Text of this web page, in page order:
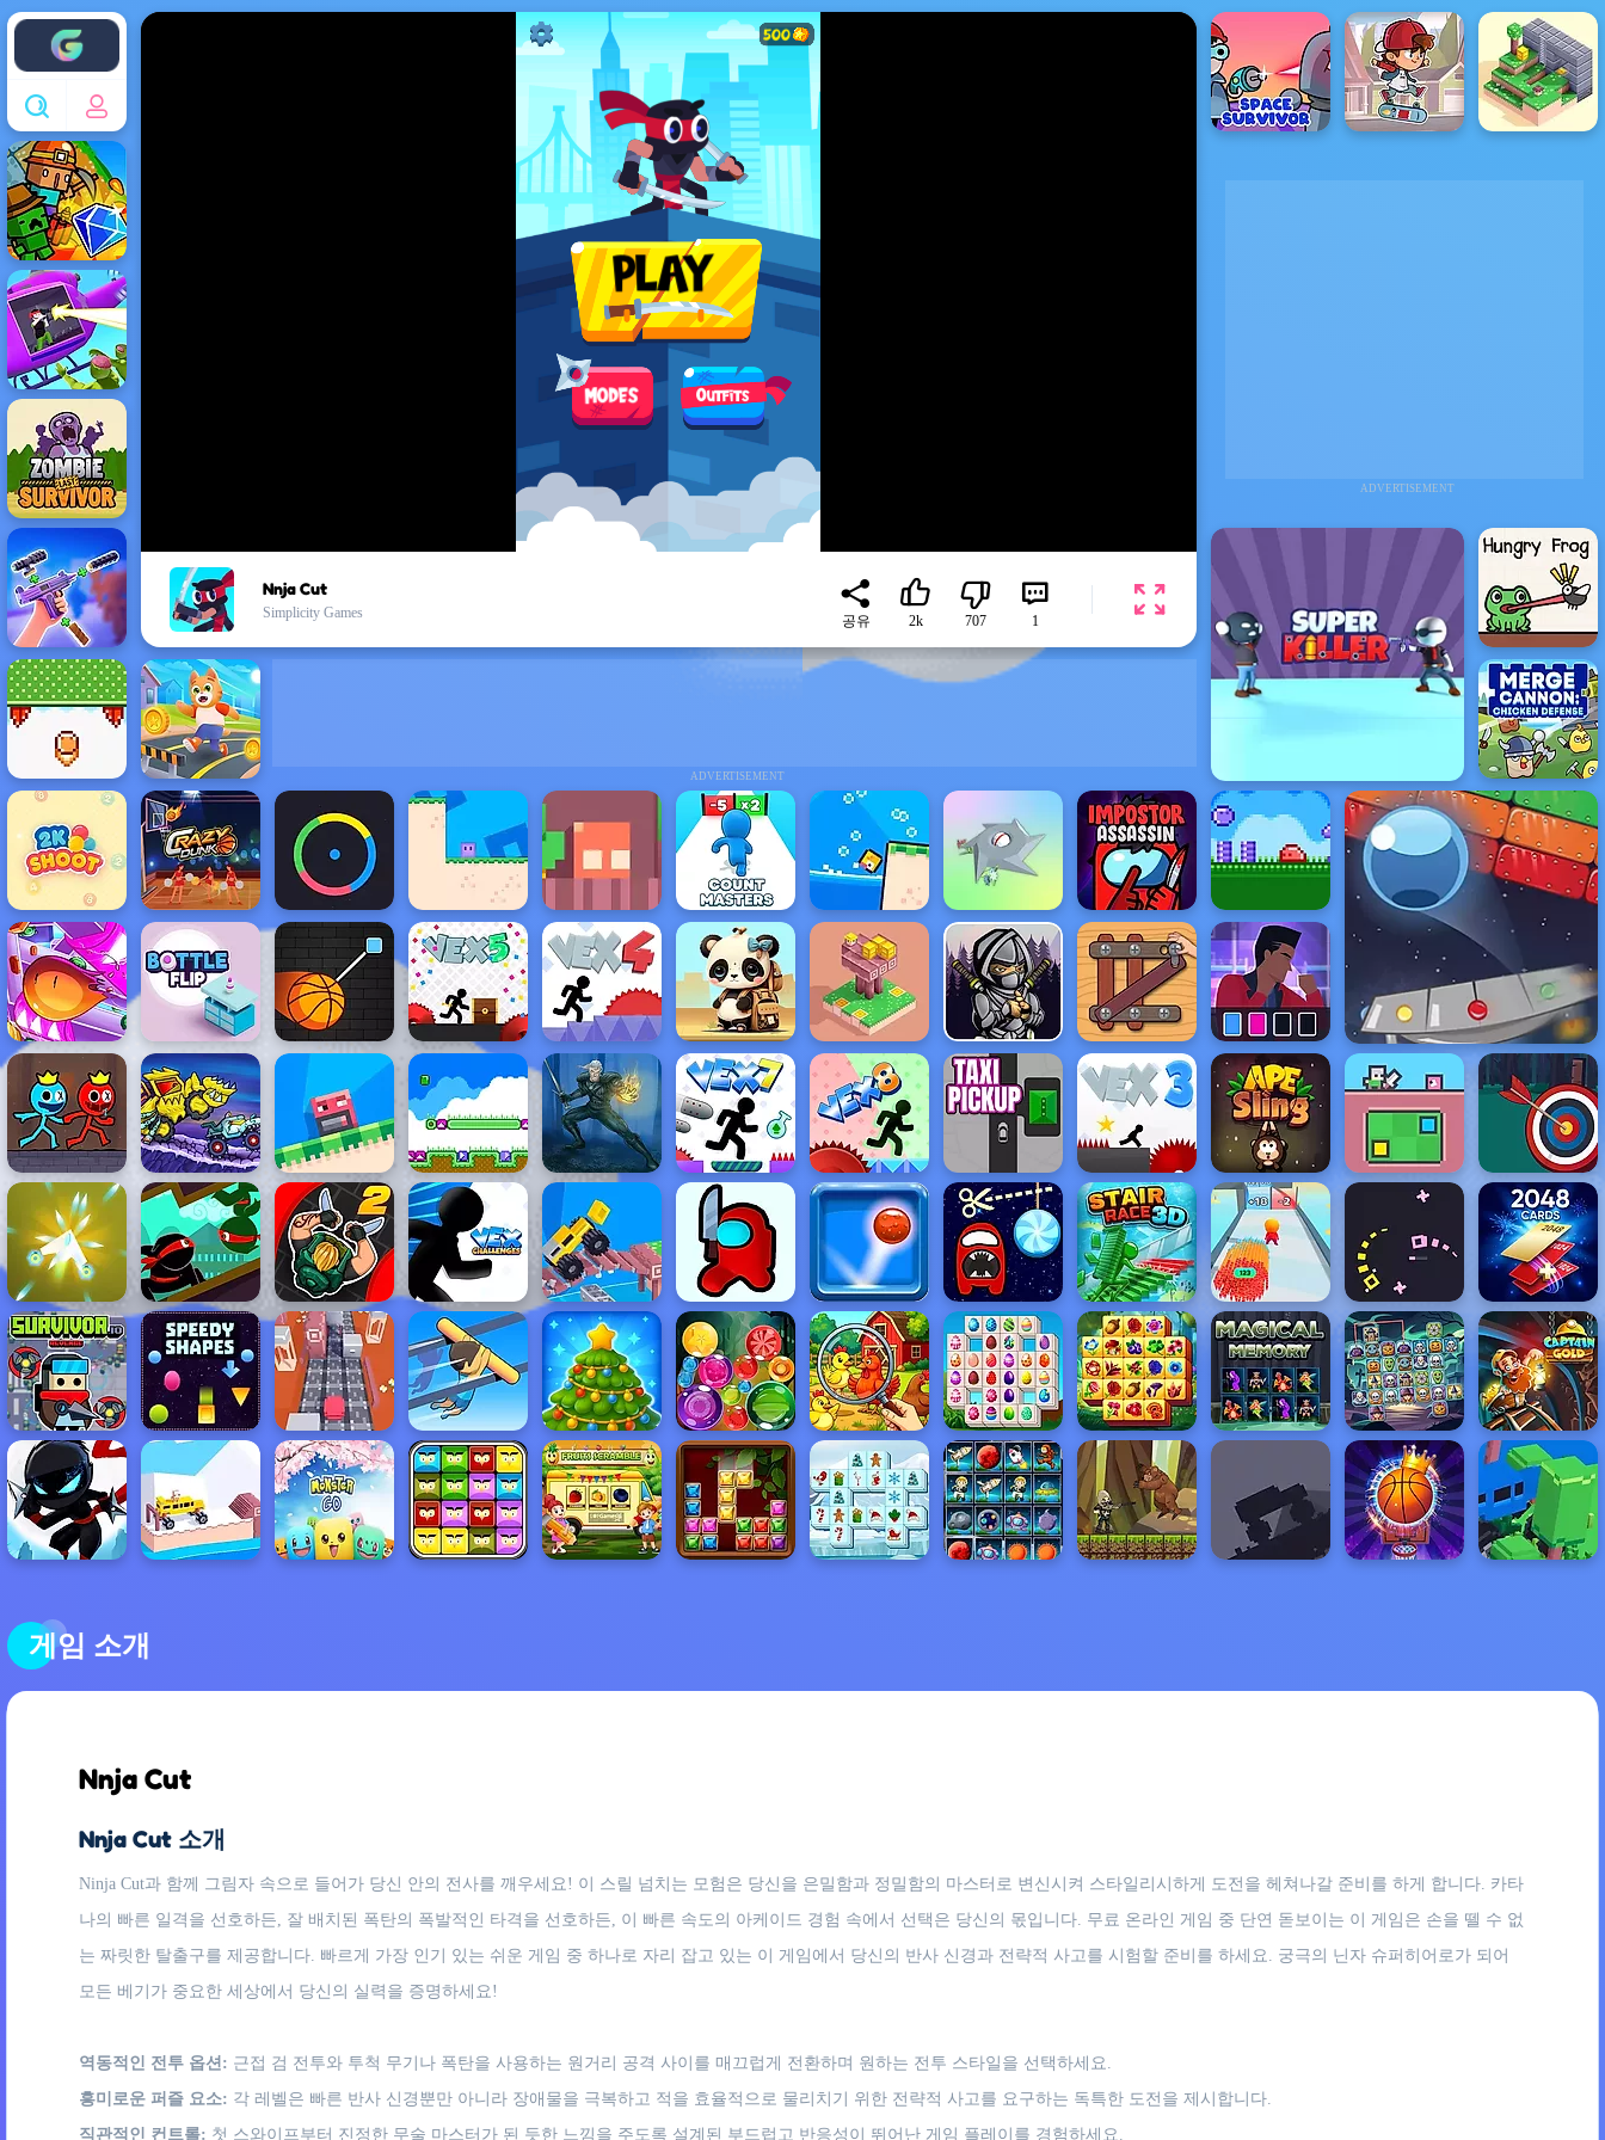
Enjoy4fun
ADVERTISEMENT
ADVERTISEMENT
Nnja Cut
Simplicity Games
공유 2k 707 1
게임 소개
Nnja Cut
Nnja Cut 소개
Ninja Cut과 함께 그림자 속으로 들어가 당신 안의 전사를 깨우세요! 이 스릴 넘치는 모험은 당신을 은밀함과 정밀함의 마스터로 변신시켜 스타일리시하게 도전을 헤쳐나갈 준비를 하게 합니다. 카타
나의 빠른 일격을 선호하든, 잘 배치된 폭탄의 폭발적인 타격을 선호하든, 이 빠른 속도의 아케이드 경험 속에서 선택은 당신의 몫입니다. 무료 온라인 게임 중 단연 돋보이는 이 게임은 손을 뗄 수 없
는 짜릿한 탈출구를 제공합니다. 빠르게 가장 인기 있는 쉬운 게임 중 하나로 자리 잡고 있는 이 게임에서 당신의 반사 신경과 전략적 사고를 시험할 준비를 하세요. 궁극의 닌자 슈퍼히어로가 되어
모든 베기가 중요한 세상에서 당신의 실력을 증명하세요!
역동적인 전투 옵션: 근접 검 전투와 투척 무기나 폭탄을 사용하는 원거리 공격 사이를 매끄럽게 전환하며 원하는 전투 스타일을 선택하세요.
흥미로운 퍼즐 요소: 각 레벨은 빠른 반사 신경뿐만 아니라 장애물을 극복하고 적을 효율적으로 물리치기 위한 전략적 사고를 요구하는 독특한 도전을 제시합니다.
직관적인 컨트롤: 첫 스와이프부터 진정한 무술 마스터가 된 듯한 느낌을 주도록 설계된 부드럽고 반응성이 뛰어난 게임 플레이를 경험하세요.